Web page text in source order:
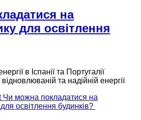
на
для освітлення
в Іспанії та Португалії
та надійній енергії
Чи можна покладатися на
освітлення будинків?